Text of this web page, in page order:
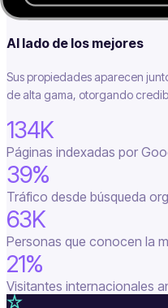
los primeros resultados
Al lado de los mejores
Sus propiedades aparecen
de alta gama, otorgando
134K
Páginas indexadas por
39%
Tráfico desde búsqueda
63K
Personas que conocen la
21%
Visitantes internacionales